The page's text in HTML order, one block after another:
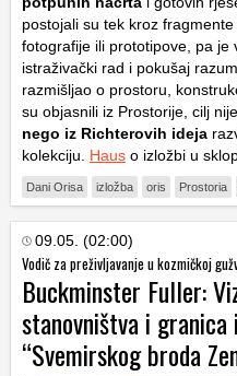
postojali su tek kroz
fotografije ili prototipove, pa je
istraživački rad i pokušaj
razmišljao o prostoru,
su objasnili iz Prostorije, cilj
nego iz Richterovih ideja
kolekciju. Haus o izložbi u
Dani Orisa izložba oris Prostoria
09.05. (02:00)
Vodič za preživljavanje u kozmičkoj
Buckminster Fuller:
stanovništva i
“Svemirskog broda